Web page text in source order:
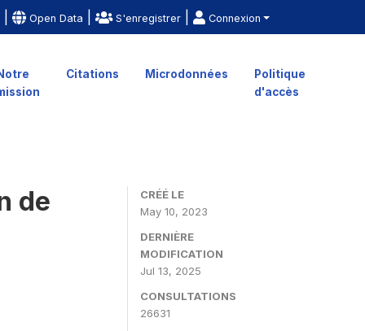
| Open Data | S'enregistrer | Connexion
Citations Microdonnées
Politique
d'accès
de
CRÉÉ LE
May 10, 2023
DERNIÈRE
MODIFICATION
Jul 13, 2025
CONSULTATIONS
26631